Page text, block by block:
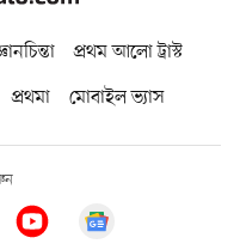
প্রথম আলো ট্রাস্ট
প্রথমা মোবাইল ভ্যাস